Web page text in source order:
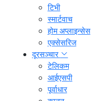
टिभी
स्मार्टवाच
होम अप्लाइन्सेस
एक्सेसरिज
दूरसञ्चार
टेलिकम
आईएसपी
पूर्वाधार